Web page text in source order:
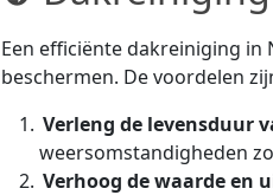
Een efficiënte dakreiniging in
beschermen. De voordelen
Verleng de levensduur
weersomstandigheden
Verhoog de waarde en